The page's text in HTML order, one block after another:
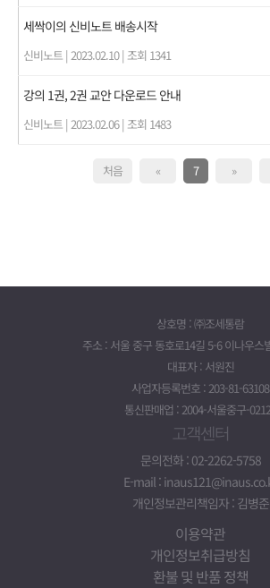
세싹이의 신비노트 배송시작
신비노트 | 2023.02.10 | 조회 1341
강의 1권, 2권 교안 다운로드 안내
신비노트 | 2023.02.06 | 조회 1483
처음 « 7 »
상호명 : ㈜조세통람
주소 : 서울 중구 동호로14길 5-6 이나우스
대표자 : 서원진
사업자등록번호 : 203-81-63108
통신판매업 : 2004-서울중구-
고객센터
문의전화 : 02-2262-5758
E-mail :
개인정보관리책임자 : 김병준
이용약관
개인정보취급방침
환불 및 반품 정책